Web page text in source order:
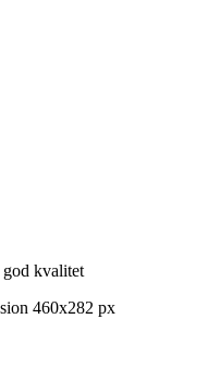
kvalitet
460x282 px